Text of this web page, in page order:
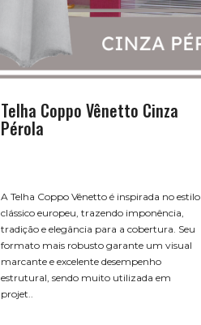
Telha Coppo Vênetto Cinza
Pérola
A Telha Coppo Vênetto é inspirada no estilo
clássico europeu, trazendo imponência,
tradição e elegância para a cobertura. Seu
formato mais robusto garante um visual
marcante e excelente desempenho
estrutural, sendo muito utilizada em
projet..